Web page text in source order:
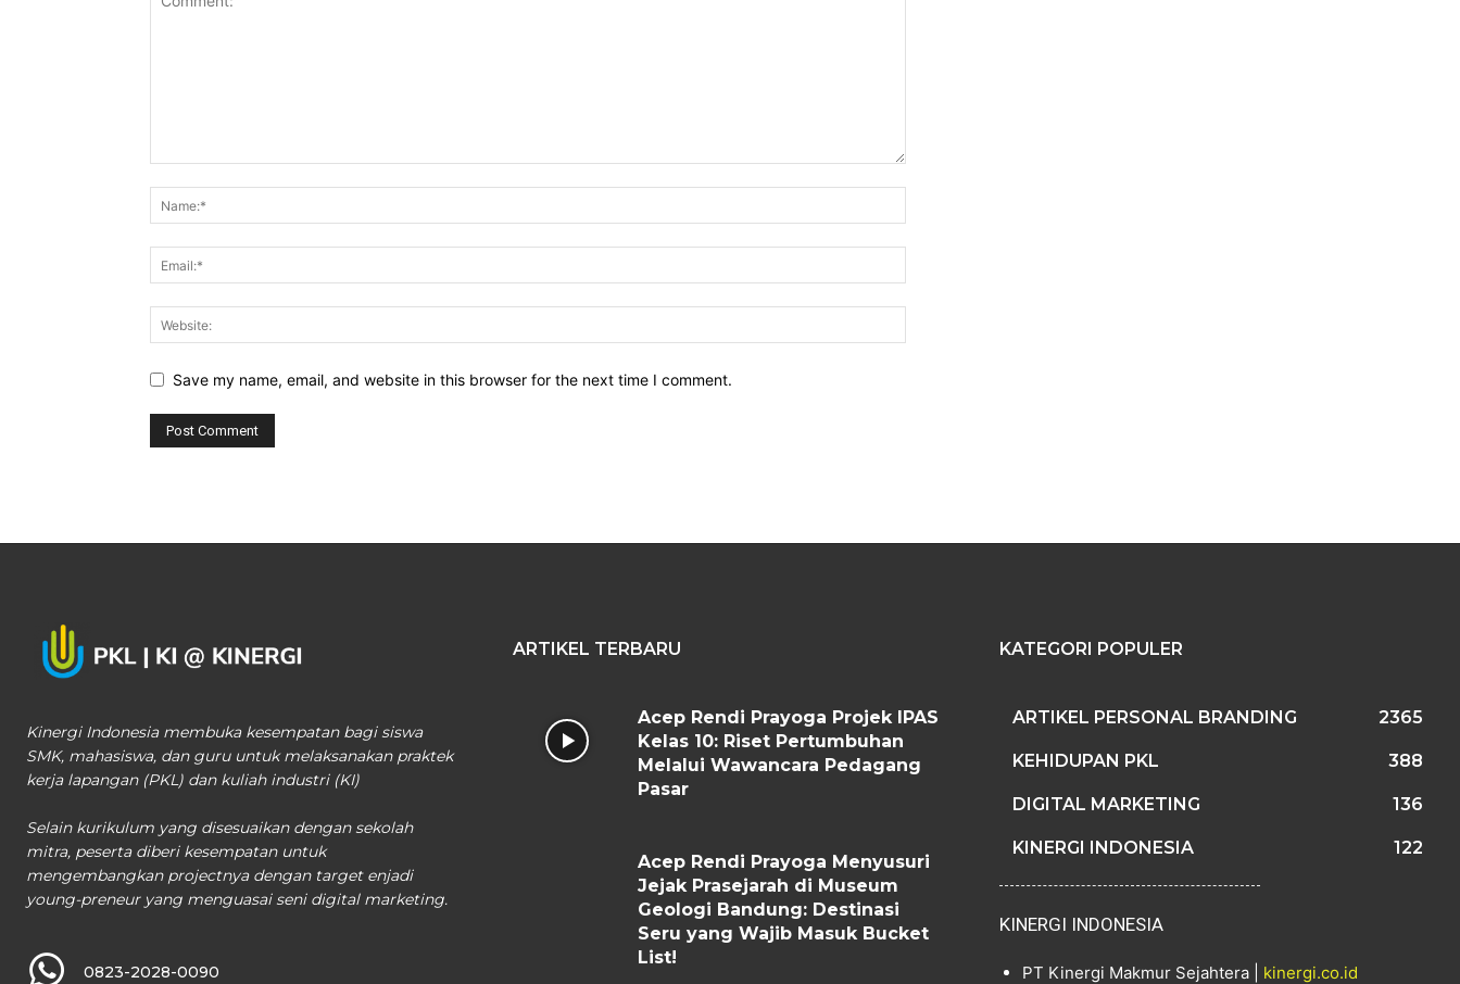
Save my name, email, and website in this browser for the next time I comment.
Kinergi Indonesia membuka kesempatan bagi siswa
SMK, mahasiswa, dan guru untuk melaksanakan praktek
kerja lapangan (PKL) dan kuliah industri (KI)
Selain kurikulum yang disesuaikan dengan sekolah
mitra, peserta diberi kesempatan untuk
mengembangkan projectnya dengan target enjadi
young-preneur yang menguasai seni digital marketing.
0823-2028-0090
ARTIKEL TERBARU
Acep Rendi Prayoga Projek IPAS
Kelas 10: Riset Pertumbuhan
Melalui Wawancara Pedagang
Pasar
Acep Rendi Prayoga Menyusuri
Jejak Prasejarah di Museum
Geologi Bandung: Destinasi
Seru yang Wajib Masuk Bucket
List!
KATEGORI POPULER
ARTIKEL PERSONAL BRANDING 2365
KEHIDUPAN PKL 388
DIGITAL MARKETING 136
KINERGI INDONESIA 122
KINERGI INDONESIA
PT Kinergi Makmur Sejahtera | kinergi.co.id